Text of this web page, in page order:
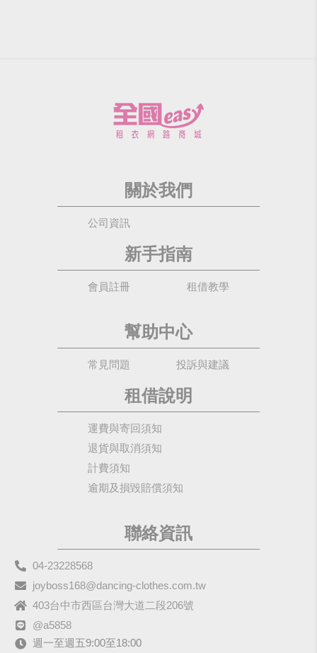
關於我們
公司資訊
新手指南
會員註冊 租借教學
幫助中心
常見問題 投訴與建議
租借說明
運費與寄回須知
退貨與取消須知
計費須知
逾期及損毀賠償須知
聯絡資訊
04-23228568
joyboss168@dancing-clothes.com.tw
403台中市西區台灣大道二段206號
@a5858
週一至週五9:00至18:00